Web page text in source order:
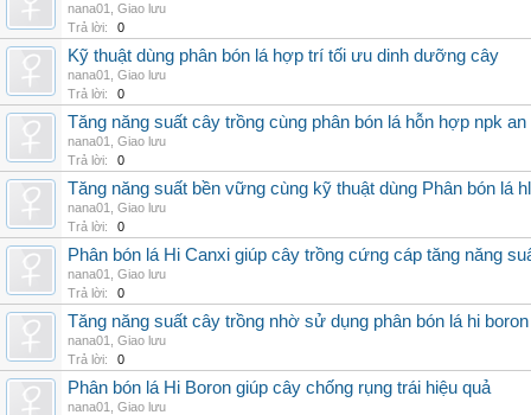
nana01
Giao lưu
Trả lời:
0
Kỹ thuật dùng phân bón lá hợp trí tối ưu dinh dưỡng cây
nana01
Giao lưu
Trả lời:
0
Tăng năng suất cây trồng cùng phân bón lá hỗn hợp npk an
nana01
Giao lưu
Trả lời:
0
Tăng năng suất bền vững cùng kỹ thuật dùng Phân bón lá
nana01
Giao lưu
Trả lời:
0
Phân bón lá Hi Canxi giúp cây trồng cứng cáp tăng năng
nana01
Giao lưu
Trả lời:
0
Tăng năng suất cây trồng nhờ sử dụng phân bón lá hi
nana01
Giao lưu
Trả lời:
0
Phân bón lá Hi Boron giúp cây chống rụng trái hiệu quả
nana01
Giao lưu